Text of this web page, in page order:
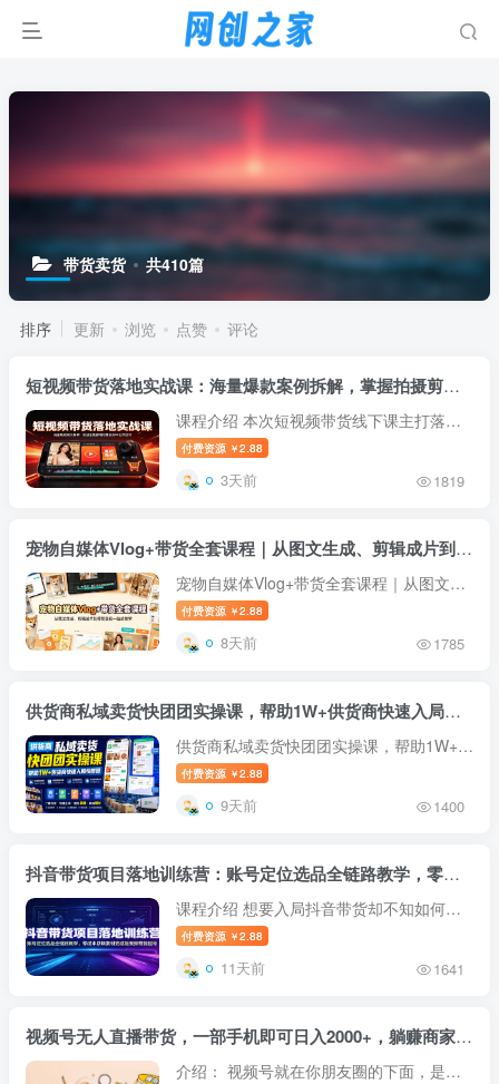
带货卖货 共410篇
排序 更新 浏览 点赞 评论
短视频带货落地实战课：海量爆款案例拆解，掌握拍摄剪辑与带货脚本创作技巧
课程介绍 本次短视频带货线下课主打落地
实操，摒弃空洞理论，配套大量美妆、美
食、家居、服饰等各行各业真实爆款案例参
考。课程系统讲解口播、混剪、一镜到底、
付费资源 ￥2.88
3天前 1819
宠物自媒体Vlog+带货全套课程｜从图文生成、剪辑成片到带货变现一站式教学
宠物自媒体Vlog+带货全套课程｜从图文生
成、剪辑成片到带货变现一站式教学 课程
详细介绍 很多喜欢宠物、想做宠物自媒体
的新手，普遍卡在：不会做高清宠物素材、
付费资源 ￥2.88
8天前 1785
供货商私域卖货快团团实操课，帮助1W+供货商快速入局快团团
供货商私域卖货快团团实操课，帮助1W+供
货商快速入局快团团 课程介绍 由团妈妈创
始人、拥有千万级操盘经验的老莫主讲，已
助力上万名供货商顺利入局快团团赛道。课
付费资源 ￥2.88
9天前 1400
抖音带货项目落地训练营：账号定位选品全链路教学，零成本获取素材完成短视频带货起号
课程介绍 想要入局抖音带货却不知如何起
步，苦于缺少货源、拍摄素材匮乏、不懂流
量运营？抖音带货项目集训营覆盖完整起号
闭环。课程讲解项目核心优势与执行流程，
付费资源 ￥2.88
11天前 1641
视频号无人直播带货，一部手机即可日入2000+，躺赚商家CPS佣金
介绍： 视频号就在你朋友圈的下面，是微